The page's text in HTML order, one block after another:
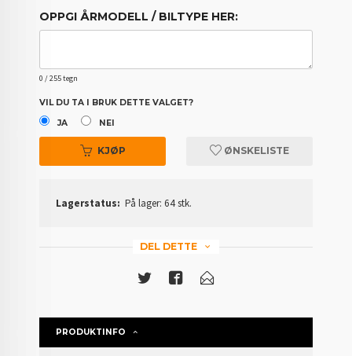
OPPGI ÅRMODELL / BILTYPE HER:
0 / 255 tegn
VIL DU TA I BRUK DETTE VALGET?
JA
NEI
KJØP ØNSKELISTE
Lagerstatus: På lager: 64 stk.
DEL DETTE
PRODUKTINFO